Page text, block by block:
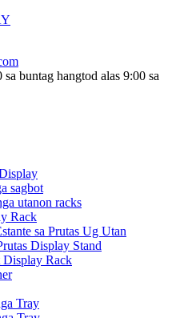
buntag hangtod alas 9:00 sa
sagbot
utanon racks
Rack
sa Prutas Ug Utan
Display Stand
Display Rack
Tray